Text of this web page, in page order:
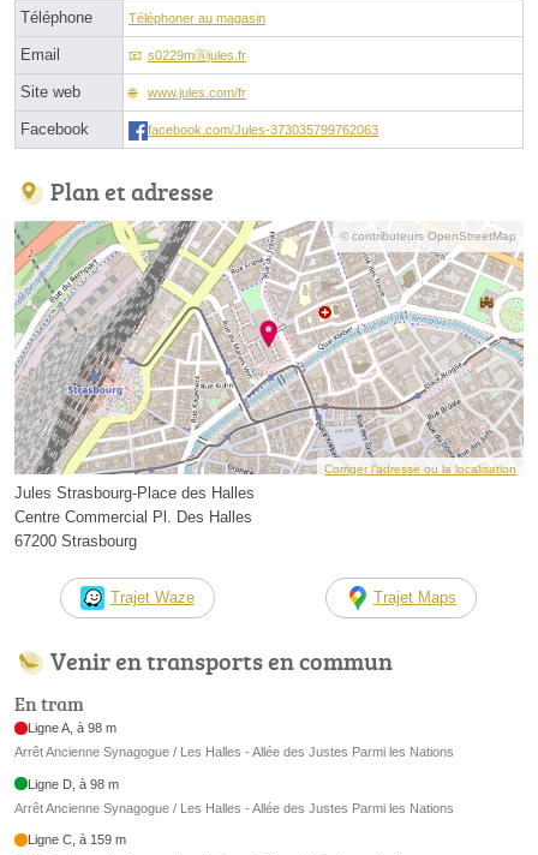
Téléphone Téléphoner au magasin
Email s0229mⓐjules.fr
Site web www.jules.com/fr
Facebook facebook.com/Jules-373035799762063
Plan et adresse
© contributeurs OpenStreetMap
Corriger l’adresse ou la localisation
Jules Strasbourg-Place des Halles
Centre Commercial Pl. Des Halles
67200 Strasbourg
Trajet Waze Trajet Maps
Venir en transports en commun
En tram
Ligne A, à 98 m
Arrêt Ancienne Synagogue / Les Halles - Allée des Justes Parmi les Nations
Ligne D, à 98 m
Arrêt Ancienne Synagogue / Les Halles - Allée des Justes Parmi les Nations
Ligne C, à 159 m